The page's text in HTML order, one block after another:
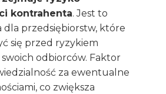
kontrahenta. Jest to
dla przedsiębiorstw, które
się przed ryzykiem
swoich odbiorców. Faktor
za ewentualne
co zwiększa